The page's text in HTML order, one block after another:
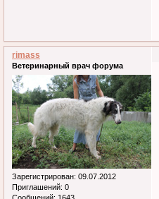
rimass
Ветеринарный врач форума
Зарегистрирован: 09.07.2012
Приглашений: 0